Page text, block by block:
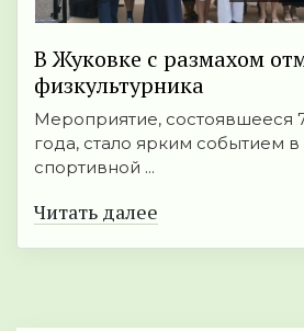
В Жуковке с размахом
физкультурника
Мероприятие, состоявшееся
года, стало ярким событием в
спортивной ...
Читать далее